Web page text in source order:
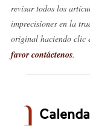
revisar todos los
imprecisiones en la
original haciendo clic
favor contáctenos.